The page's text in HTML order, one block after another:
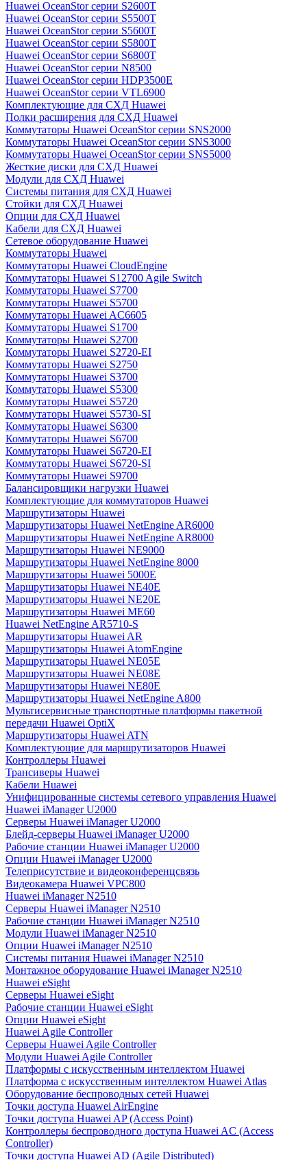
Huawei OceanStor серии S2600T
Huawei OceanStor серии S5500T
Huawei OceanStor серии S5600T
Huawei OceanStor серии S5800T
Huawei OceanStor серии S6800T
Huawei OceanStor серии N8500
Huawei OceanStor серии HDP3500E
Huawei OceanStor серии VTL6900
Комплектующие для СХД Huawei
Полки расширения для СХД Huawei
Коммутаторы Huawei OceanStor серии SNS2000
Коммутаторы Huawei OceanStor серии SNS3000
Коммутаторы Huawei OceanStor серии SNS5000
Жесткие диски для СХД Huawei
Модули для СХД Huawei
Системы питания для СХД Huawei
Стойки для СХД Huawei
Опции для СХД Huawei
Кабели для СХД Huawei
Сетевое оборудование Huawei
Коммутаторы Huawei
Коммутаторы Huawei CloudEngine
Коммутаторы Huawei S12700 Agile Switch
Коммутаторы Huawei S7700
Коммутаторы Huawei S5700
Коммутаторы Huawei AC6605
Коммутаторы Huawei S1700
Коммутаторы Huawei S2700
Коммутаторы Huawei S2720-EI
Коммутаторы Huawei S2750
Коммутаторы Huawei S3700
Коммутаторы Huawei S5300
Коммутаторы Huawei S5720
Коммутаторы Huawei S5730-SI
Коммутаторы Huawei S6300
Коммутаторы Huawei S6700
Коммутаторы Huawei S6720-EI
Коммутаторы Huawei S6720-SI
Коммутаторы Huawei S9700
Балансировщики нагрузки Huawei
Комплектующие для коммутаторов Huawei
Маршрутизаторы Huawei
Маршрутизаторы Huawei NetEngine AR6000
Маршрутизаторы Huawei NetEngine AR8000
Маршрутизаторы Huawei NE9000
Маршрутизаторы Huawei NetEngine 8000
Маршрутизаторы Huawei 5000E
Маршрутизаторы Huawei NE40E
Маршрутизаторы Huawei NE20E
Маршрутизаторы Huawei ME60
Huawei NetEngine AR5710-S
Маршрутизаторы Huawei AR
Маршрутизаторы Huawei AtomEngine
Маршрутизаторы Huawei NE05E
Маршрутизаторы Huawei NE08E
Маршрутизаторы Huawei NE80E
Маршрутизаторы Huawei NetEngine A800
Мультисервисные транспортные платформы пакетной
передачи Huawei OptiX
Маршрутизаторы Huawei ATN
Комплектующие для маршрутизаторов Huawei
Контроллеры Huawei
Трансиверы Huawei
Кабели Huawei
Унифицированные системы сетевого управления Huawei
Huawei iManager U2000
Серверы Huawei iManager U2000
Блейд-серверы Huawei iManager U2000
Рабочие станции Huawei iManager U2000
Опции Huawei iManager U2000
Телеприсутствие и видеоконференцсвязь
Видеокамера Huawei VPC800
Huawei iManager N2510
Серверы Huawei iManager N2510
Рабочие станции Huawei iManager N2510
Модули Huawei iManager N2510
Опции Huawei iManager N2510
Системы питания Huawei iManager N2510
Монтажное оборудование Huawei iManager N2510
Huawei eSight
Серверы Huawei eSight
Рабочие станции Huawei eSight
Опции Huawei eSight
Huawei Agile Controller
Серверы Huawei Agile Controller
Модули Huawei Agile Controller
Платформы с искусственным интеллектом Huawei
Платформа с искусственным интеллектом Huawei Atlas
Оборудование беспроводных сетей Huawei
Точки доступа Huawei AirEngine
Точки доступа Huawei AP (Access Point)
Контроллеры беспроводного доступа Huawei AC (Access
Controller)
Точки доступа Huawei AD (Agile Distributed)